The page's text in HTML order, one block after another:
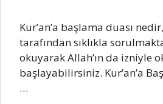
Kur’an’a başlama duası
tarafından sıklıkla
okuyarak Allah’ın da izniyle
başlayabilirsiniz. Kur’an’a
…